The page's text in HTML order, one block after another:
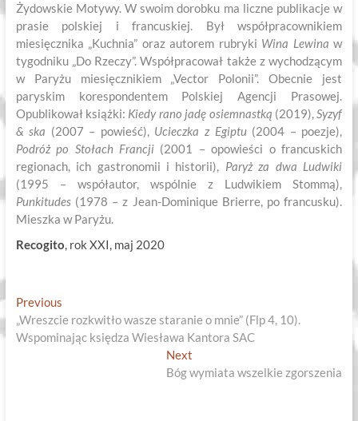
Żydowskie Motywy. W swoim dorobku ma liczne publikacje w
prasie polskiej i francuskiej. Był współpracownikiem
miesięcznika „Kuchnia” oraz autorem rubryki Wina Lewina w
tygodniku „Do Rzeczy”. Współpracował także z wychodzącym
w Paryżu miesięcznikiem „Vector Polonii”. Obecnie jest
paryskim korespondentem Polskiej Agencji Prasowej.
Opublikował książki: Kiedy rano jadę osiemnastką (2019),Syzyf
& ska (2007 – powieść), Ucieczka z Egiptu(2004 – poezje),
Podróż po Stołach Francji (2001 – opowieści o francuskich
regionach, ich gastronomii i historii), Paryż za dwa Ludwiki
(1995 – współautor, wspólnie z Ludwikiem Stommą),
Punkitudes(1978 – z Jean-Dominique Brierre, po francusku).
Mieszka w Paryżu.
Recogito, rok XXI, maj 2020
Nawigacja
wpisu
PreviousPrevious
post:
„Wreszcie rozkwitło wasze staranie o mnie” (Flp 4, 10).
Wspominając księdza Wiesława Kantora SAC
Next
post:
Bóg wymiata wszelkie zgorszenia